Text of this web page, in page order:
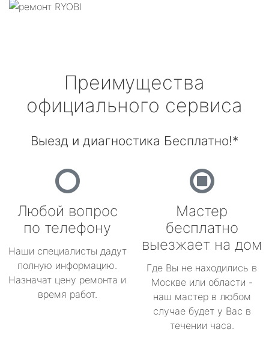
Преимущества
официального сервиса
Выезд и диагностика Бесплатно!*
Любой вопрос
по телефону
Наши специалисты дадут
полную информацию.
Назначат цену ремонта и
время работ.
Мастер
бесплатно
выезжает на дом
Где Вы не находились в
Москве или области -
наш мастер в любом
случае будет у Вас в
течении часа.